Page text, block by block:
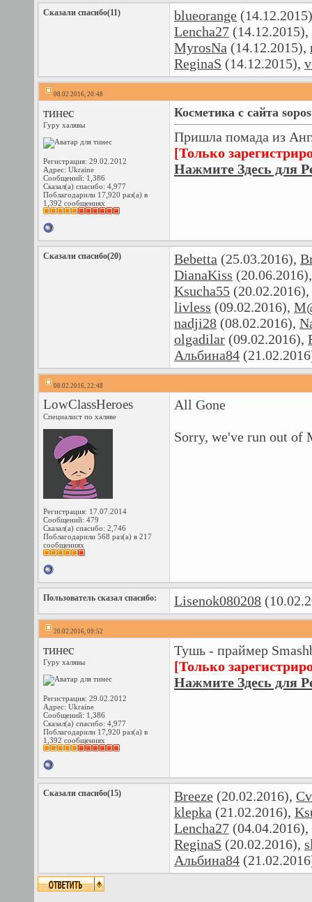
Сказали спасибо(11) blueorange
Lencha27 (14.12.2015),
MyrosNa (14.12.2015),
ReginaS (14.12.2015),
08.02.2016, 20:48
тинес
Гуру халявы
Регистрация: 29.02.2012
Адрес: Ukraine
Сообщений: 1,386
Сказал(а) спасибо: 4,977
Поблагодарили 17,920 раз(а) в
1,392 сообщениях
Косметика с сайта
Пришла помада из
[Только
Нажмите Здесь для
Сказали спасибо(20) Bebetta (25.03.2016),
DianaKiss
Ksucha55 (20.02.2016),
livless (09.02.2016),
nadji28 (08.02.2016),
olgadilar (09.02.2016),
Альбина84
08.02.2016, 22:48
LowClassHeroes
Специалист по халяве
Регистрация: 17.07.2014
Сообщений: 479
Сказал(а) спасибо: 2,746
Поблагодарили 568 раз(а) в 217
сообщениях
All Gone
Sorry, we've run out
Пользователь сказал cпасибо: Lisenok080208
20.02.2016, 09:52
тинес
Гуру халявы
Регистрация: 29.02.2012
Адрес: Ukraine
Сообщений: 1,386
Сказал(а) спасибо: 4,977
Поблагодарили 17,920 раз(а) в
1,392 сообщениях
Тушь - праймер
[Только
Нажмите Здесь для
Сказали спасибо(15) Breeze (20.02.2016),
klepka (21.02.2016),
Lencha27 (04.04.2016),
ReginaS (20.02.2016),
Альбина84